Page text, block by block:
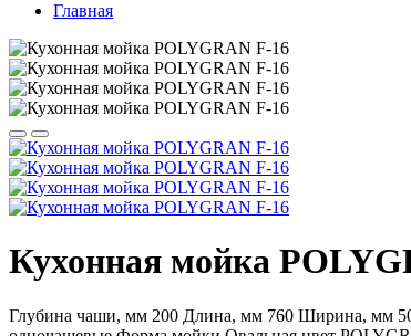
Главная
Кухонная мойка
Глубина чаши, мм 200 Длина, мм 760 Ширина, мм